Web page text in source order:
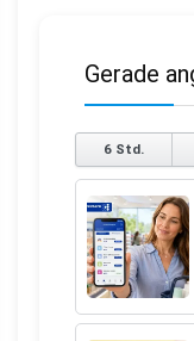
Gerade
6 Std.